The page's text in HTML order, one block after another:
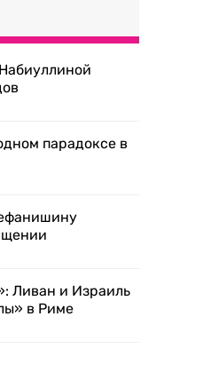
парадоксе в
Ливан и Израиль
в Риме